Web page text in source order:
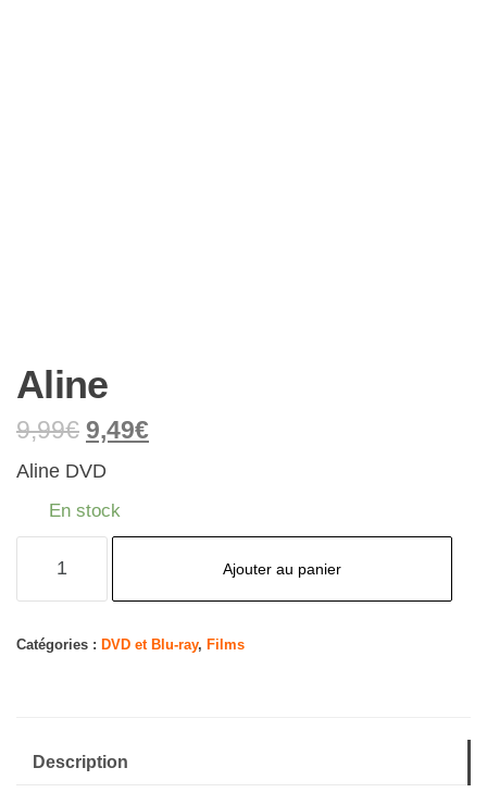
Aline
9,99€ 9,49€
Aline DVD
En stock
Ajouter au panier
Catégories : DVD et Blu-ray, Films
Description